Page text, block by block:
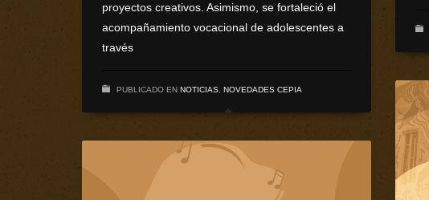
proyectos creativos. Asimismo, se fortaleció el
acompañamiento vocacional de adolescentes a
través
PUBLICADO EN NOTICIAS NOVEDADES CEPIA